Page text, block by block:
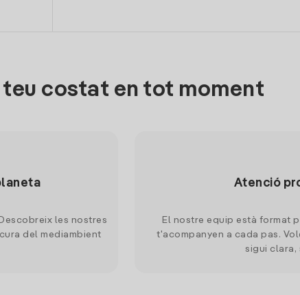
teu costat en tot moment
les nostres
del mediambient
Atenció
El nostre equip està format
t'acompanyen a cada pas.
sigui clara,